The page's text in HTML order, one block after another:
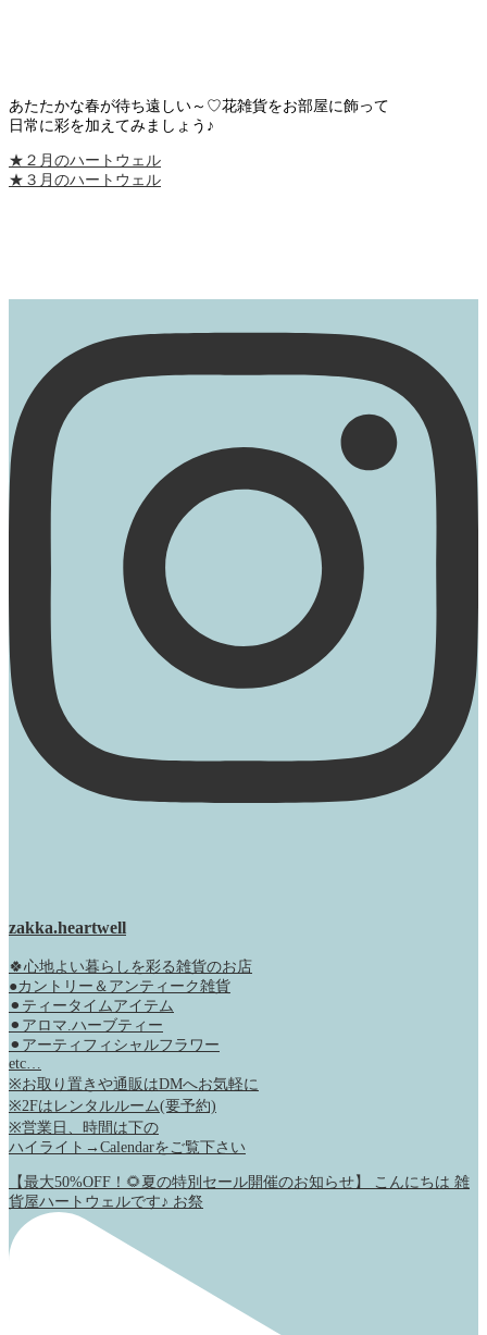
あたたかな春が待ち遠しい～♡花雑貨をお部屋に飾って
日常に彩を加えてみましょう♪
★２月のハートウェル
★３月のハートウェル
zakka.heartwell
🍀心地よい暮らしを彩る雑貨のお店
●カントリー＆アンティーク雑貨
⚫︎ティータイムアイテム
⚫︎アロマ.ハーブティー
⚫︎アーティフィシャルフラワー
etc…
※お取り置きや通販はDMへお気軽に
※2Fはレンタルルーム(要予約)
※営業日、時間は下の
ハイライト→Calendarをご覧下さい
【最大50%OFF！🌻夏の特別セール開催のお知らせ】 こんにちは 雑
貨屋ハートウェルです♪ お祭